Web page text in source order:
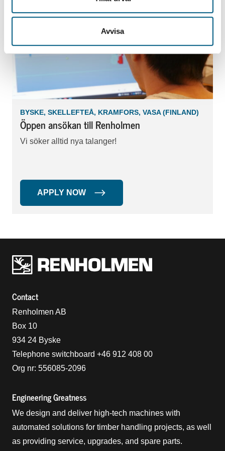
Avvisa
BYSKE, SKELLEFTEÅ, KRAMFORS, VASA (FINLAND)
Öppen ansökan till Renholmen
Vi söker alltid nya talanger!
APPLY NOW
Contact
Renholmen AB
Box 10
934 24 Byske
Telephone switchboard +46 912 408 00
Org nr: 556085-2096
Engineering Greatness
We design and deliver high-tech machines with
automated solutions for timber handling projects, as well
as providing service, upgrades, and spare parts.